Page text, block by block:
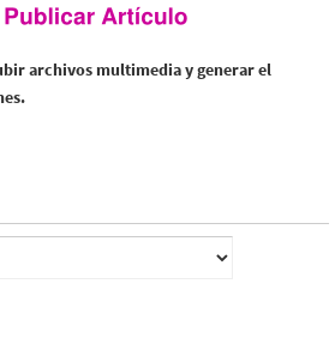
archivos multimedia y generar el